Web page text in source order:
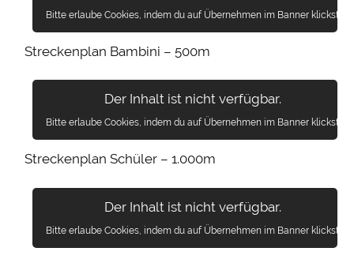
Bitte erlaube Cookies, indem du auf Übernehmen im Banner klickst.
Streckenplan Bambini – 500m
Der Inhalt ist nicht verfügbar.
Bitte erlaube Cookies, indem du auf Übernehmen im Banner klickst.
Streckenplan Schüler – 1.000m
Der Inhalt ist nicht verfügbar.
Bitte erlaube Cookies, indem du auf Übernehmen im Banner klickst.